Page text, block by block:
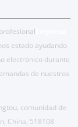
estado ayudando
electrónico durante
de nuestros
comunidad de
China, 518108